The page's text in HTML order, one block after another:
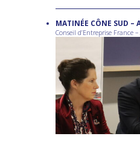
MATINÉE CÔNE SUD –
Conseil d’Entreprise France